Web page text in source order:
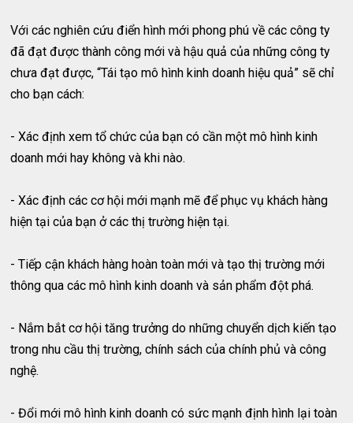
Với các nghiên cứu điển hình mới phong phú về các công ty
đã đạt được thành công mới và hậu quả của những công ty
chưa đạt được, “Tái tạo mô hình kinh doanh hiệu quả” sẽ chỉ
cho bạn cách:
- Xác định xem tổ chức của bạn có cần một mô hình kinh
doanh mới hay không và khi nào.
- Xác định các cơ hội mới mạnh mẽ để phục vụ khách hàng
hiện tại của bạn ở các thị trường hiện tại.
- Tiếp cận khách hàng hoàn toàn mới và tạo thị trường mới
thông qua các mô hình kinh doanh và sản phẩm đột phá.
- Nắm bắt cơ hội tăng trưởng do những chuyển dịch kiến tạo
trong nhu cầu thị trường, chính sách của chính phủ và công
nghệ.
- Đổi mới mô hình kinh doanh có sức mạnh định hình lại toàn